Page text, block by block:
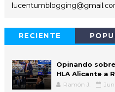
RECIENTE
Opinando
HLA Alicante a
Ramón J.